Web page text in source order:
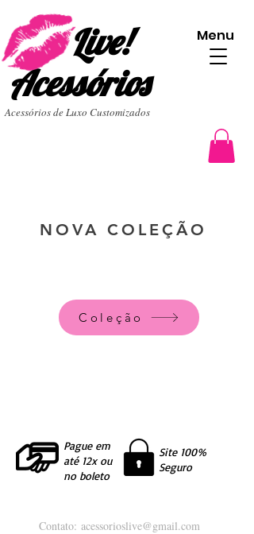
Live!
Acessórios
Acessórios de Luxo Customizados
NOVA COLEÇÃO
Menu
Coleção
Pague em
até 12x ou
no boleto
Site 100%
Seguro
Contato: acessorioslive@gmail.com